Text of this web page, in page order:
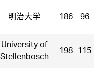
明治大学 186 96
University of
Stellenbosch
198 115